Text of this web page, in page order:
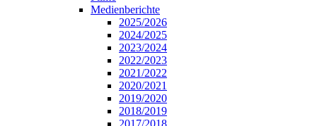
Medienberichte
2025/2026
2024/2025
2023/2024
2022/2023
2021/2022
2020/2021
2019/2020
2018/2019
2017/2018